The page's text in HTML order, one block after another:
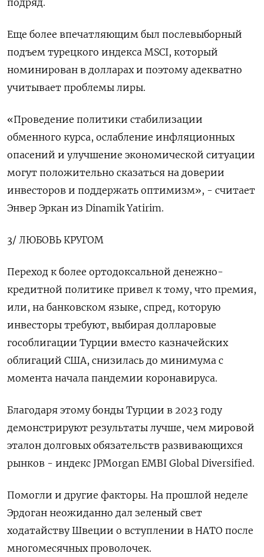
подряд.
Еще более впечатляющим был послевыборный
подъем турецкого индекса MSCI, который
номинирован в долларах и поэтому адекватно
учитывает проблемы лиры.
«Проведение политики стабилизации
обменного курса, ослабление инфляционных
опасений и улучшение экономической ситуации
могут положительно сказаться на доверии
инвесторов и поддержать оптимизм», - считает
Энвер Эркан из Dinamik Yatirim.
3/ ЛЮБОВЬ КРУГОМ
Переход к более ортодоксальной денежно-
кредитной политике привел к тому, что премия,
или, на банковском языке, спред, которую
инвесторы требуют, выбирая долларовые
гособлигации Турции вместо казначейских
облигаций США, снизилась до минимума с
момента начала пандемии коронавируса.
Благодаря этому бонды Турции в 2023 году
демонстрируют результаты лучше, чем мировой
эталон долговых обязательств развивающихся
рынков - индекс JPMorgan EMBI Global Diversified.
Помогли и другие факторы. На прошлой неделе
Эрдоган неожиданно дал зеленый свет
ходатайству Швеции о вступлении в НАТО после
многомесячных проволочек.